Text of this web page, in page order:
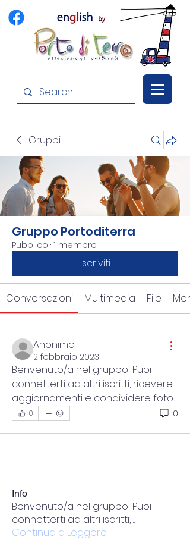
Gruppi
Gruppo Portoditerra
Pubblico · 1 membro
Iscriviti
Conversazioni Multimedia File
Anonimo
2 febbraio 2023
Benvenuto/a nel gruppo! Puoi
connetterti ad altri iscritti, ricevere
aggiornamenti e condividere foto.
0 0
Info
Benvenuto/a nel gruppo! Puoi
connetterti ad altri iscritti,...
Continua a Leggere